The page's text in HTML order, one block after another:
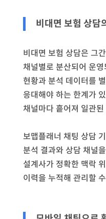
비대면 보험 상담
비대면 보험 상담은 그
채널별로 분산되어 운
현황과 분석 데이터를
응대해야 하는 한계가
채널마다 흩어져 일관
보맵플래너 채팅 상담
분석 결과와 상담 채널
설계사가 정확한 맥락
이력을 누적해 관리할